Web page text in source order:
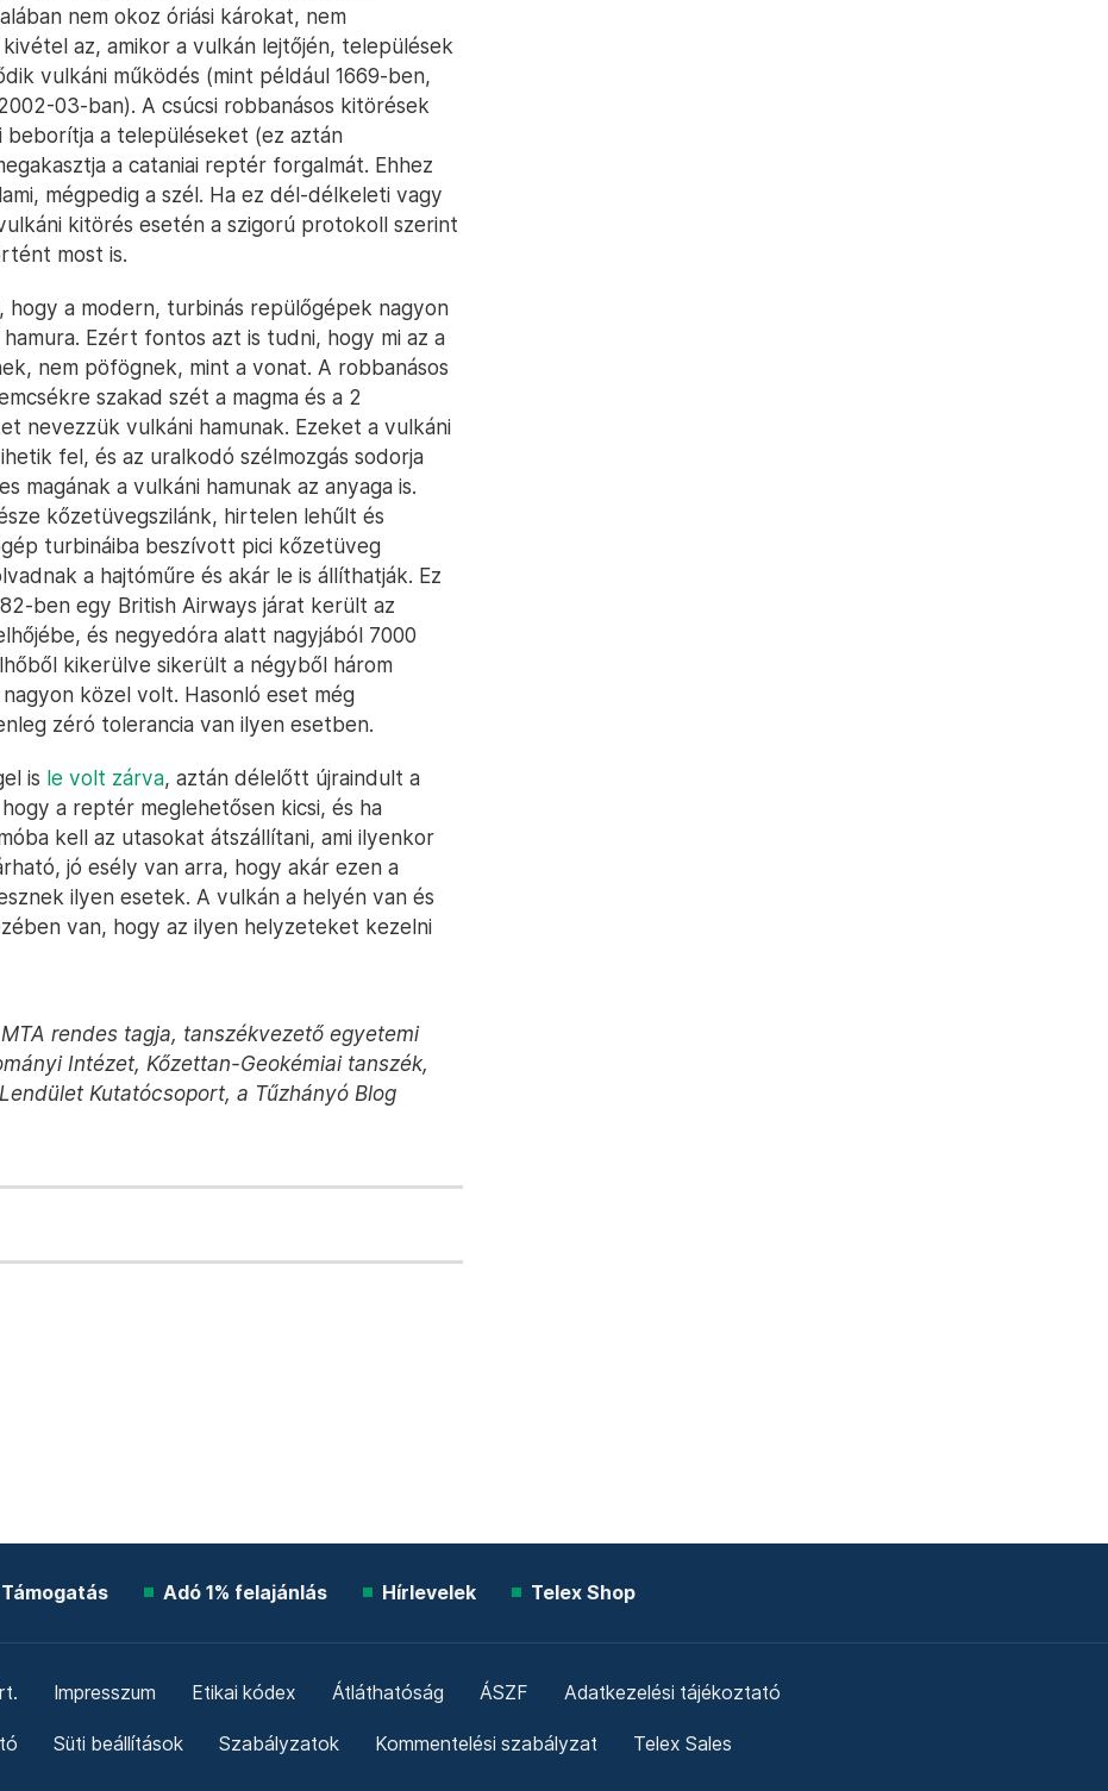
nem okoz óriási károkat, nem
az, amikor a vulkán lejtőjén, települések
vulkáni működés (mint például 1669-ben,
03-ban). A csúcsi robbanásos kitörések
beborítja a településeket (ez aztán
a cataniai reptér forgalmát. Ehhez
mégpedig a szél. Ha ez dél-délkeleti vagy
kitörés esetén a szigorú protokoll szerint
most is.
hogy a modern, turbinás repülőgépek nagyon
Ezért fontos azt is tudni, hogy mi az a
nem pöfögnek, mint a vonat. A robbanásos
szakad szét a magma és a 2
nevezzük vulkáni hamunak. Ezeket a vulkáni
fel, és az uralkodó szélmozgás sodorja
magának a vulkáni hamunak az anyaga is.
kőzetüvegszilánk, hirtelen lehűlt és
turbináiba beszívott pici kőzetüveg
a hajtóműre és akár le is állíthatják. Ez
ben egy British Airways járat került az
és negyedóra alatt nagyjából 7000
kikerülve sikerült a négyből három
közel volt. Hasonló eset még
zéró tolerancia van ilyen esetben.
is le volt zárva, aztán délelőtt újraindult a
a reptér meglehetősen kicsi, és ha
kell az utasokat átszállítani, ami ilyenkor
jó esély van arra, hogy akár ezen a
ilyen esetek. A vulkán a helyén van és
van, hogy az ilyen helyzeteket kezelni
rendes tagja, tanszékvezető egyetemi
Intézet, Kőzettan-Geokémiai tanszék,
Kutatócsoport, a Tűzhányó Blog
Támogatás Adó 1% felajánlás Hírlevelek Telex Shop
Impresszum Etikai kódex Átláthatóság ÁSZF Adatkezelési tájékoztató
Süti beállítások Szabályzatok Kommentelési szabályzat Telex Sales